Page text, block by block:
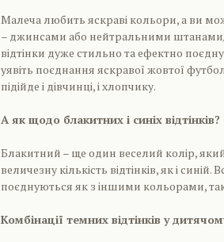
Малеча любить яскраві кольори, а ви
– джинсами або нейтральними
відтінки дуже стильно та ефектно
уявіть поєднання яскравої жовтої
підійде і дівчинці, і хлопчику.
А як щодо блакитних і синіх відтінків?
Блакитний – ще один веселий колір,
величезну кількість відтінків, як і
поєднуються як з іншими кольорами,
Комбінації темних відтінків у